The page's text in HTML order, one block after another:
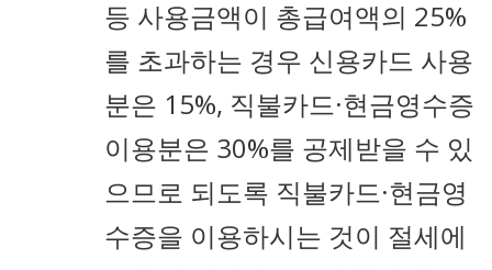
등 사용금액이 총급여액의 25%
를 초과하는 경우 신용카드 사용
분은 15%, 직불카드·현금영수증
이용분은 30%를 공제받을 수 있
으므로 되도록 직불카드·현금영
수증을 이용하시는 것이 절세에